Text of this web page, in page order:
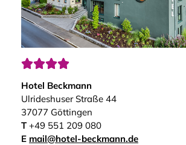

Hotel Beckmann
Ulrideshuser Straße 44
37077 Göttingen
T+49 551 209 080
E mail@hotel-beckmann.de